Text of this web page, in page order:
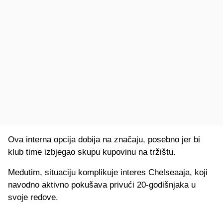
Ova interna opcija dobija na značaju, posebno jer bi
klub time izbjegao skupu kupovinu na tržištu.
Međutim, situaciju komplikuje interes Chelseaaja, koji
navodno aktivno pokušava privući 20-godišnjaka u
svoje redove.